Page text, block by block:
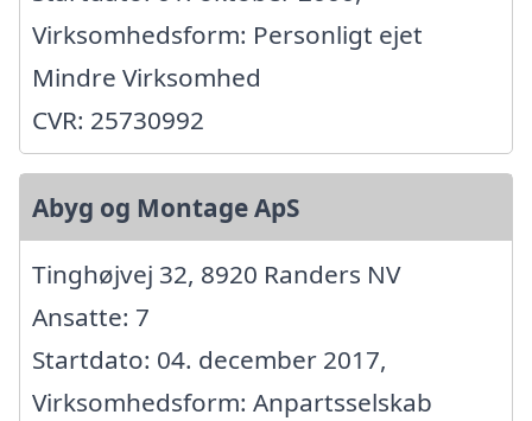
Virksomhedsform: Personligt ejet
Mindre Virksomhed
CVR: 25730992
Abyg og Montage ApS
Tinghøjvej 32, 8920 Randers NV
Ansatte: 7
Startdato: 04. december 2017,
Virksomhedsform: Anpartsselskab